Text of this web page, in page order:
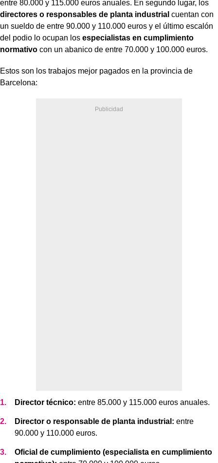
entre 80.000 y 115.000 euros anuales. En segundo lugar, los
directores o responsables de planta industrial cuentan con
un sueldo de entre 90.000 y 110.000 euros y el último escalón
del podio lo ocupan los especialistas en cumplimiento
normativo con un abanico de entre 70.000 y 100.000 euros.
Estos son los trabajos mejor pagados en la provincia de
Barcelona:
Director técnico: entre 85.000 y 115.000 euros anuales.
Director o responsable de planta industrial: entre
90.000 y 110.000 euros.
Oficial de cumplimiento (especialista en cumplimiento